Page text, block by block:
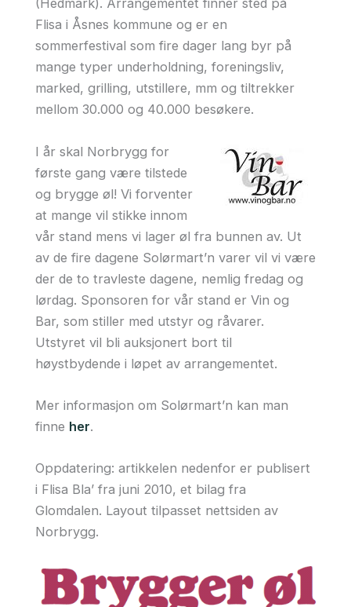
(Hedmark). Arrangementet finner sted på
Flisa i Åsnes kommune og er en
sommerfestival som fire dager lang byr på
mange typer underholdning, foreningsliv,
marked, grilling, utstillere, mm og tiltrekker
mellom 30.000 og 40.000 besøkere.
I år skal Norbrygg for
første gang være tilstede
og brygge øl! Vi forventer
at mange vil stikke innom
vår stand mens vi lager øl fra bunnen av. Ut
av de fire dagene Solørmart’n varer vil vi være
der de to travleste dagene, nemlig fredag og
lørdag. Sponsoren for vår stand er Vin og
Bar, som stiller med utstyr og råvarer.
Utstyret vil bli auksjonert bort til
høystbydende i løpet av arrangementet.
Mer informasjon om Solørmart’n kan man
finne her.
Oppdatering: artikkelen nedenfor er publisert
i Flisa Bla’ fra juni 2010, et bilag fra
Glomdalen. Layout tilpasset nettsiden av
Norbrygg.